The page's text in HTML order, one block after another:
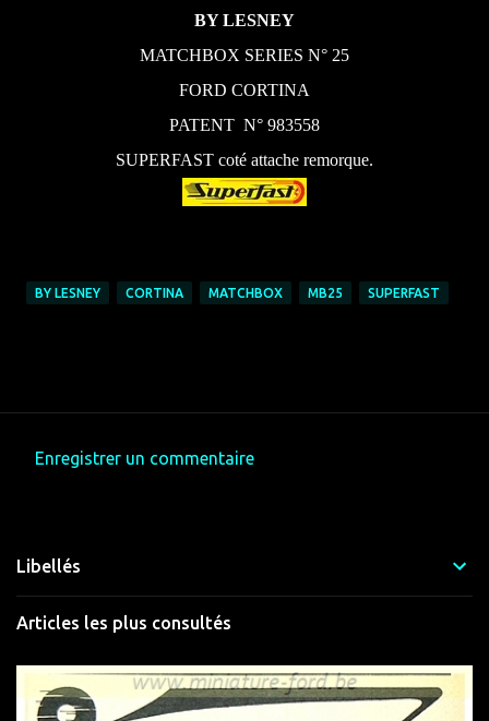
BY LESNEY
MATCHBOX SERIES N° 25
FORD CORTINA
PATENT N° 983558
SUPERFAST coté attache remorque.
BY LESNEY CORTINA MATCHBOX MB25 SUPERFAST
m
n
t
a
Enregistrer un commentaire
Libellés
Articles les plus consultés